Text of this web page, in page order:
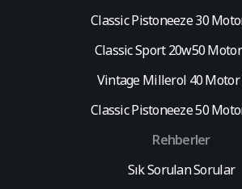
Classic Pistoneeze 30
Classic Sport 20w50 Motor
Vintage Millerol 40 Motor
Classic Pistoneeze 50
Rehberler
Sık Sorulan Sorular